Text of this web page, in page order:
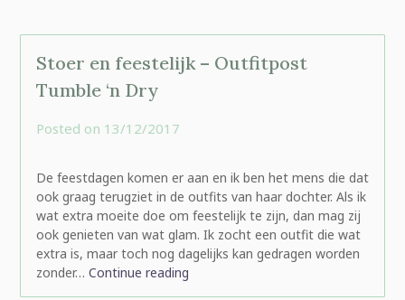
Stoer en feestelijk – Outfitpost
Tumble ‘n Dry
Posted on 13/12/2017
De feestdagen komen er aan en ik ben het mens die dat
ook graag terugziet in de outfits van haar dochter. Als ik
wat extra moeite doe om feestelijk te zijn, dan mag zij
ook genieten van wat glam. Ik zocht een outfit die wat
extra is, maar toch nog dagelijks kan gedragen worden
zonder… Continue reading